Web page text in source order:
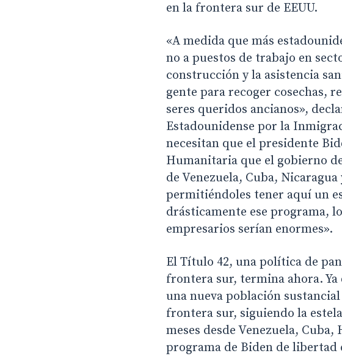
en la frontera sur de EEUU.
«A medida que más
no a puestos de trabajo en
construcción y la asistencia
gente para recoger cosechas,
seres queridos ancianos»,
Estadounidense por la
necesitan que el presidente
Humanitaria que el gobierno
de Venezuela, Cuba,
permitiéndoles tener aquí un
drásticamente ese programa,
empresarios serían enormes».
El Título 42, una política de
frontera sur, termina ahora.
una nueva población
frontera sur, siguiendo la
meses desde Venezuela,
programa de Biden de